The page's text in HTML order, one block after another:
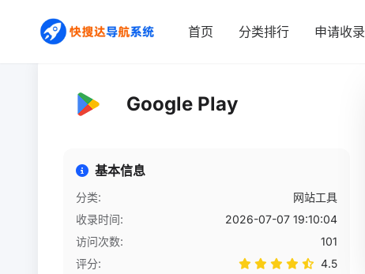
首页 分类排行 申请收录
首页 / 网站详情
Google Play
基本信息
分类:
网站工具
收录时间:
2026-07-07 19:10:04
访问次数:
101
评分:
4.5